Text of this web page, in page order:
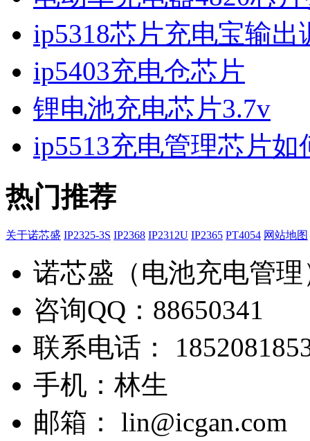
ip5318芯片充电宝输出
ip5403充电仓芯片
锂电池充电芯片3.7v
ip5513充电管理芯片如
热门推荐
关于诺芯盛 IP2325-3S IP2368 IP2312U IP2365 PT4054 网站地图
诺芯盛（电池充电管理
咨询QQ：88650341
联系电话：
手机：林生
邮箱： lin@icgan.com